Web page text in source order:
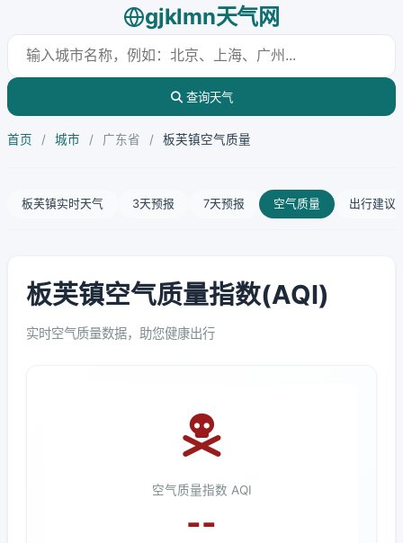
gjklmn天气网
查询天气
首页 / 城市 / 广东省 / 板芙镇空气质量
板芙镇实时天气 3天预报 7天预报 空气质量 出行建议
板芙镇空气质量指数(AQI)
实时空气质量数据，助您健康出行
空气质量指数 AQI
--